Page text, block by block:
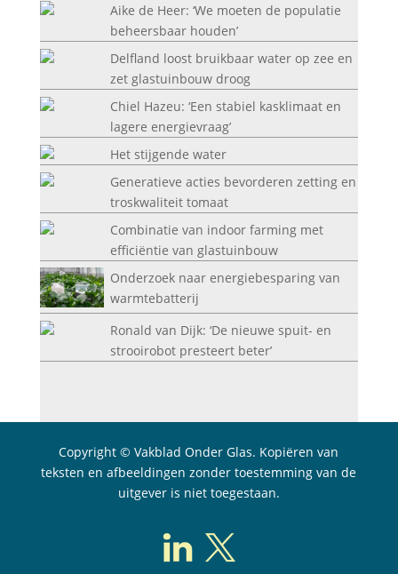
Aike de Heer: ‘We moeten de populatie
beheersbaar houden’
Delfland loost bruikbaar water op zee en
zet glastuinbouw droog
Chiel Hazeu: ‘Een stabiel kasklimaat en
lagere energievraag’
Het stijgende water
Generatieve acties bevorderen zetting en
troskwaliteit tomaat
Combinatie van indoor farming met
efficiëntie van glastuinbouw
Onderzoek naar energiebesparing van
warmtebatterij
Ronald van Dijk: ‘De nieuwe spuit- en
strooirobot presteert beter’
Copyright © Vakblad Onder Glas. Kopiëren van
teksten en afbeeldingen zonder toestemming van de
uitgever is niet toegestaan.